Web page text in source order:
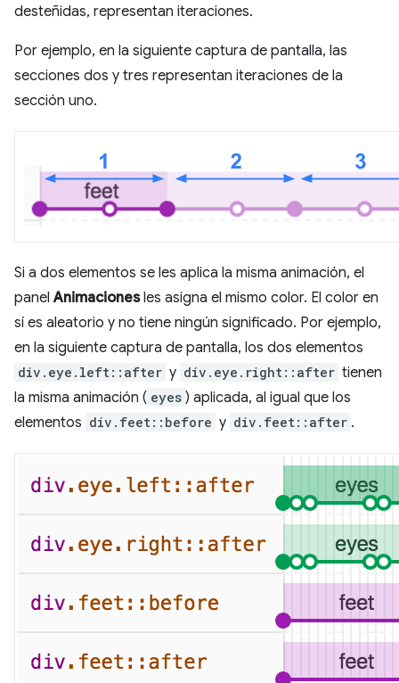
desteñidas, representan iteraciones.
Por ejemplo, en la siguiente captura de pantalla, las
secciones dos y tres representan iteraciones de la
sección uno.
Si a dos elementos se les aplica la misma animación, el
panelAnimacionesles asigna el mismo color. El color en
sí es aleatorio y no tiene ningún significado. Por ejemplo,
en la siguiente captura de pantalla, los dos elementos
div.eye.left::after y div.eye.right::after tienen
la misma animación ( eyes ) aplicada, al igual que los
elementos div.feet::before y div.feet::after .